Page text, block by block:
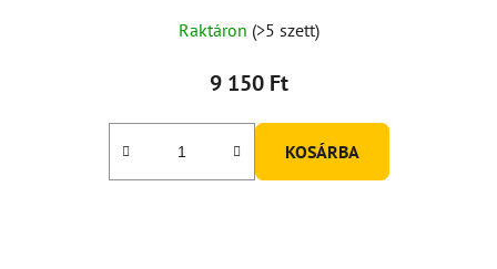
Raktáron (>5 szett)
9 150 Ft
KOSÁRBA